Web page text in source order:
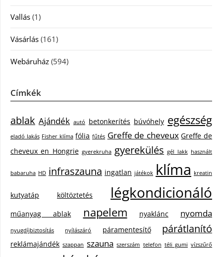
Vallás (1)
Vásárlás (161)
Webáruház (594)
Címkék
ablak Ajándék autó betonkerítés búvóhely egészség
eladó lakás Fisher klíma fólia fűtés Greffe de cheveux Greffe de
cheveux en Hongrie gyerekruha gyerekülés gél lakk használt
babaruha HD infraszauna ingatlan játékok klíma kreatin
kutyatáp költöztetés légkondicionáló
műanyag ablak napelem nyaklánc nyomda
nyugdíjbiztosítás nyílászáró páramentesítő párátlanító
reklámajándék szappan szauna szerszám telefon téli gumi vízszűrő